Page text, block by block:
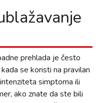
prehlada je često
kada se koristi na pravilan
simptoma ili
ako znate da ste bili